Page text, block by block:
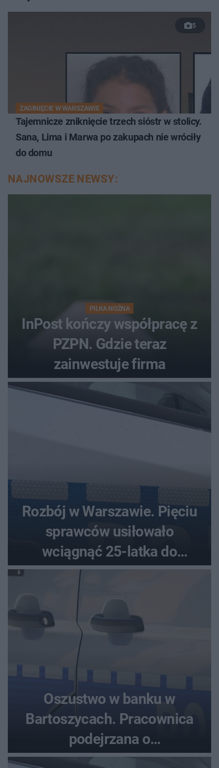
5
ZAGINIĘCIE W WARSZAWIE
Tajemnicze zniknięcie trzech sióstr w stolicy.
Sana, Lima i Marwa po zakupach nie wróciły
do domu
NAJNOWSZE NEWSY:
PIŁKA NOŻNA
InPost kończy współpracę z
PZPN. Gdzie teraz
zainwestuje firma
Rozbój w Warszawie. Pięciu
sprawców usiłowało
wciągnąć 25-latka do
samochodu
Oszustwo w banku w
Bartoszycach. Pracownica
podejrzana o
przywłaszczenie 470 000 zł